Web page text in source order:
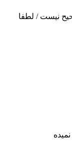
/ لطفا